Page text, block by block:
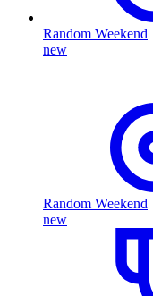
Random Weekend
new
Random Weekend
new